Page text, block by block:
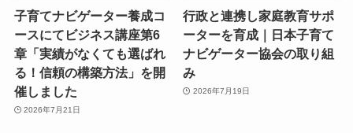
子育てナビゲーター養成コ
ースにてビジネス講座第6
章「実績がなくても選ばれ
る！信頼の構築方法」を開
催しました
2026年7月21日
行政と連携し家庭教育サポ
ーターを育成｜日本子育て
ナビゲーター協会の取り組
み
2026年7月19日